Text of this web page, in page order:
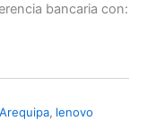
bancaria con:
, lenovo